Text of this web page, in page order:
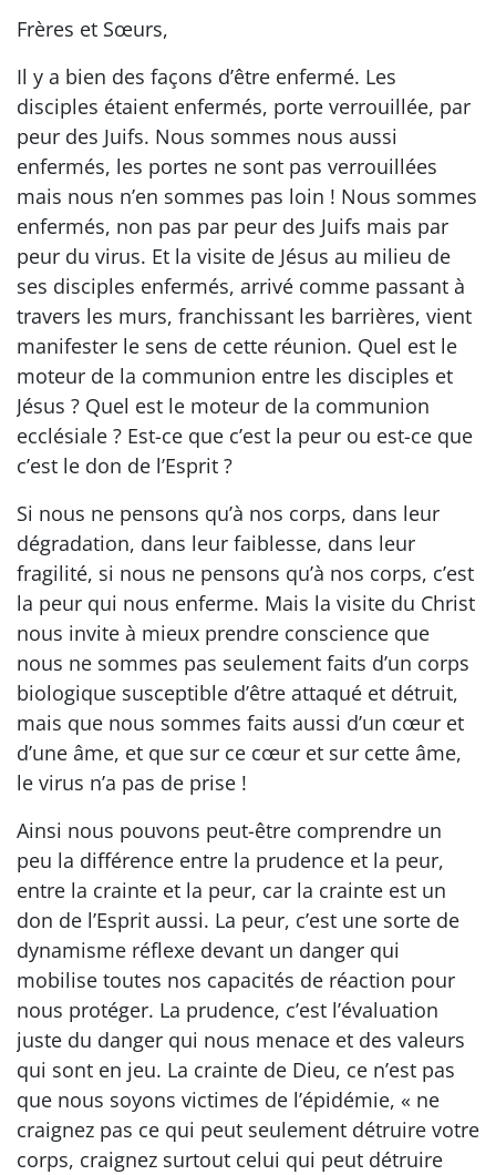
Frères et Sœurs,
Il y a bien des façons d’être enfermé. Les
disciples étaient enfermés, porte verrouillée, par
peur des Juifs. Nous sommes nous aussi
enfermés, les portes ne sont pas verrouillées
mais nous n’en sommes pas loin ! Nous sommes
enfermés, non pas par peur des Juifs mais par
peur du virus. Et la visite de Jésus au milieu de
ses disciples enfermés, arrivé comme passant à
travers les murs, franchissant les barrières, vient
manifester le sens de cette réunion. Quel est le
moteur de la communion entre les disciples et
Jésus ? Quel est le moteur de la communion
ecclésiale ? Est-ce que c’est la peur ou est-ce que
c’est le don de l’Esprit ?
Si nous ne pensons qu’à nos corps, dans leur
dégradation, dans leur faiblesse, dans leur
fragilité, si nous ne pensons qu’à nos corps, c’est
la peur qui nous enferme. Mais la visite du Christ
nous invite à mieux prendre conscience que
nous ne sommes pas seulement faits d’un corps
biologique susceptible d’être attaqué et détruit,
mais que nous sommes faits aussi d’un cœur et
d’une âme, et que sur ce cœur et sur cette âme,
le virus n’a pas de prise !
Ainsi nous pouvons peut-être comprendre un
peu la différence entre la prudence et la peur,
entre la crainte et la peur, car la crainte est un
don de l’Esprit aussi. La peur, c’est une sorte de
dynamisme réflexe devant un danger qui
mobilise toutes nos capacités de réaction pour
nous protéger. La prudence, c’est l’évaluation
juste du danger qui nous menace et des valeurs
qui sont en jeu. La crainte de Dieu, ce n’est pas
que nous soyons victimes de l’épidémie, « ne
craignez pas ce qui peut seulement détruire votre
corps, craignez surtout celui qui peut détruire